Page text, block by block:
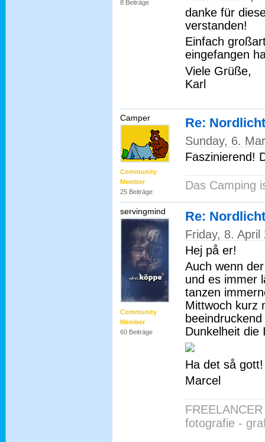
8 Beiträge
danke für
verstanden!
Einfach
eingefangen
Viele Grüße,
Karl
Camper
Community
Member
25 Beiträge
Re:
Sunday, 6.
Faszinierend!
Das Camping
servingmind
Community
Member
60 Beiträge
Re:
Friday, 8.
Hej på er!
Auch wenn
und es immer
tanzen
Mittwoch kurz
Dunkelheit die
Ha det så gott!
Marcel
fotografie -